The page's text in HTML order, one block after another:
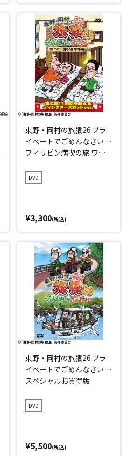
東野・岡村の旅猿26 プラ
イベートでごめんなさい…
フィリピン満喫の旅 ワク
DVD
¥3,300(税込)
東野・岡村の旅猿26 プラ
イベートでごめんなさい…
スペシャルお買得版
DVD
¥5,500(税込)